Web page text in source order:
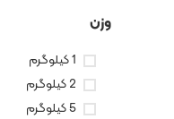
وزن
1 کیلوگرم
2 کیلوگرم
5 کیلوگرم